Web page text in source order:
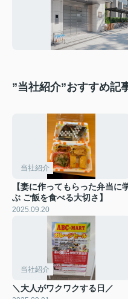
”当社紹介”おすすめ記
当社紹介
【妻に作ってもらった弁当に
ぶ ご飯を食べる大切さ】
2025.09.20
当社紹介
＼大人がワクワクする日／